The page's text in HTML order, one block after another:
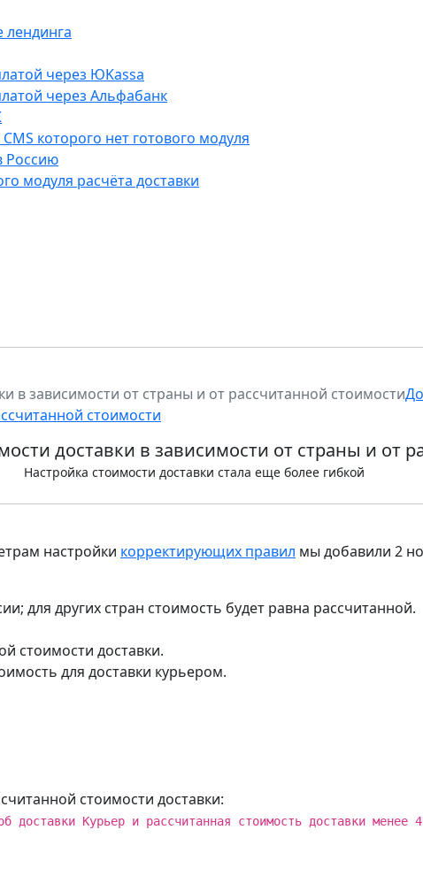
лендинга
через ЮKassa
через Альфабанк
которого нет готового модуля
Россию
модуля расчёта доставки
в зависимости от страны и от рассчитанной стоимости
стоимости
доставки в зависимости от страны и от
Настройка стоимости доставки стала еще более гибкой
настройки корректирующих правил мы добавили 2
для других стран стоимость будет равна рассчитанной.
стоимости доставки.
для доставки курьером.
стоимости доставки:
доставки Курьер и рассчитанная стоимость доставки менее